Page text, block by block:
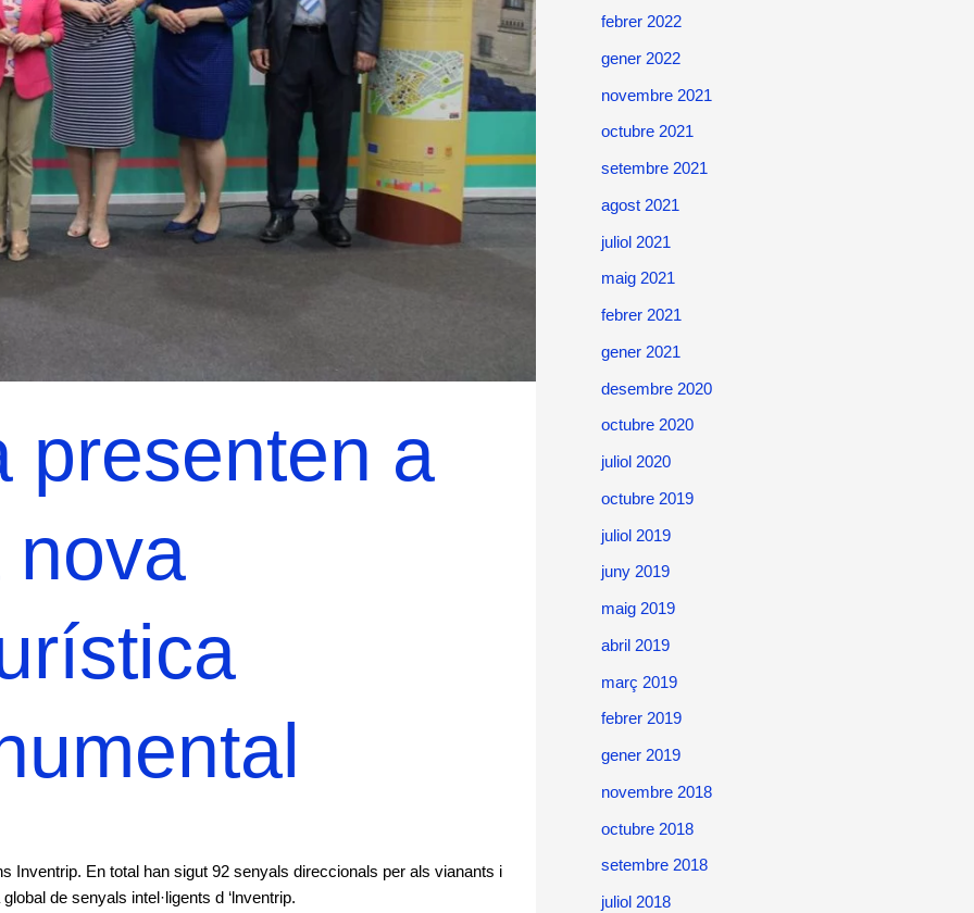
presenten a
nova
Inventrip. En total han sigut 92 senyals direccionals per als vianants i
de senyals intel·ligents d ‘lnventrip.
febrer 2022
gener 2022
novembre 2021
octubre 2021
setembre 2021
agost 2021
juliol 2021
maig 2021
febrer 2021
gener 2021
desembre 2020
octubre 2020
juliol 2020
octubre 2019
juliol 2019
juny 2019
maig 2019
abril 2019
març 2019
febrer 2019
gener 2019
novembre 2018
octubre 2018
setembre 2018
juliol 2018